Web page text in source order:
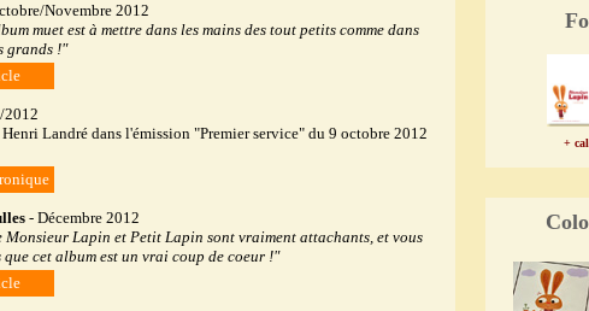
Novembre 2012
muet est à mettre dans les mains des tout petits comme dans
grands !"
Landré dans l'émission "Premier service" du 9 octobre 2012
- Décembre 2012
Monsieur Lapin et Petit Lapin sont vraiment attachants, et vous
que cet album est un vrai coup de coeur !"
+